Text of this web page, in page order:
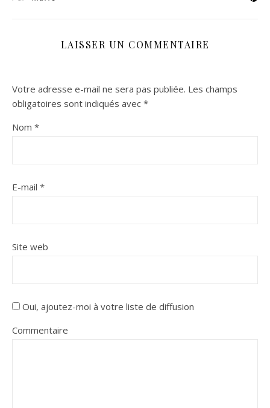
LAISSER UN COMMENTAIRE
Votre adresse e-mail ne sera pas publiée. Les champs
obligatoires sont indiqués avec *
Nom *
E-mail *
Site web
Oui, ajoutez-moi à votre liste de diffusion
Commentaire